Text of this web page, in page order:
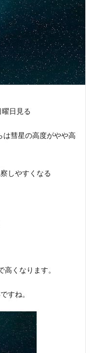
日見る
彗星の高度がやや高
しやすくなる
くなります。
すね。